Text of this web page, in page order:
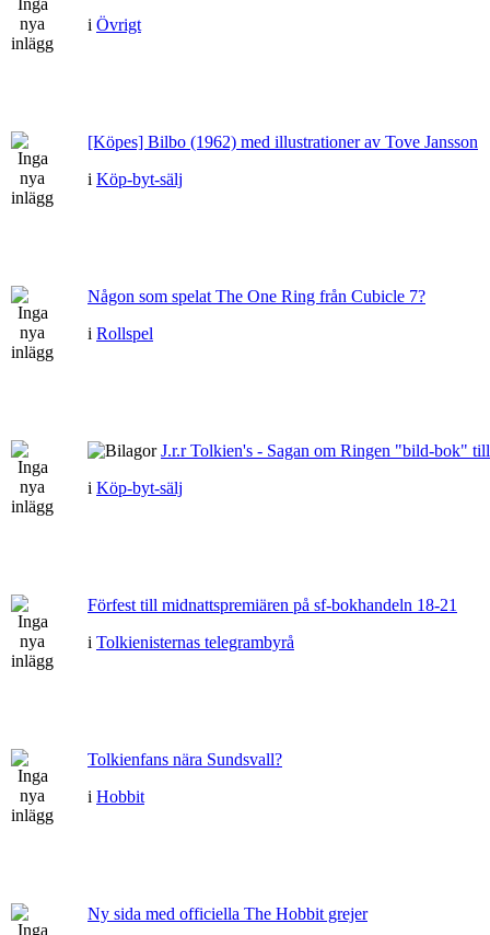
i Övrigt
[Köpes] Bilbo (1962) med illustrationer av Tove Jansson
i Köp-byt-sälj
Någon som spelat The One Ring från Cubicle 7?
i Rollspel
J.r.r Tolkien's - Sagan om Ringen "bild-bok"
i Köp-byt-sälj
Förfest till midnattspremiären på sf-bokhandeln 18-21
i Tolkienisternas telegrambyrå
Tolkienfans nära Sundsvall?
i Hobbit
Ny sida med officiella The Hobbit grejer